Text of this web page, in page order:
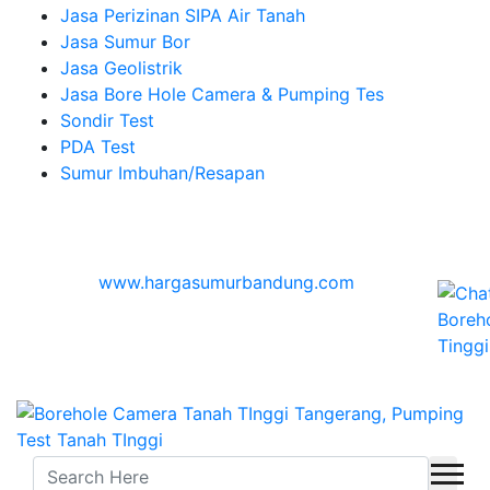
Jasa Perizinan SIPA Air Tanah
Jasa Sumur Bor
Jasa Geolistrik
Jasa Bore Hole Camera & Pumping Tes
Sondir Test
PDA Test
Sumur Imbuhan/Resapan
www.hargasumurbandung.com | Pembuatan
Izin SIPA Air Tanah, Sumur Bor, Geolistrik, Borehole
Camera & Pumping tes, Sondir, PDA Test & Sumur